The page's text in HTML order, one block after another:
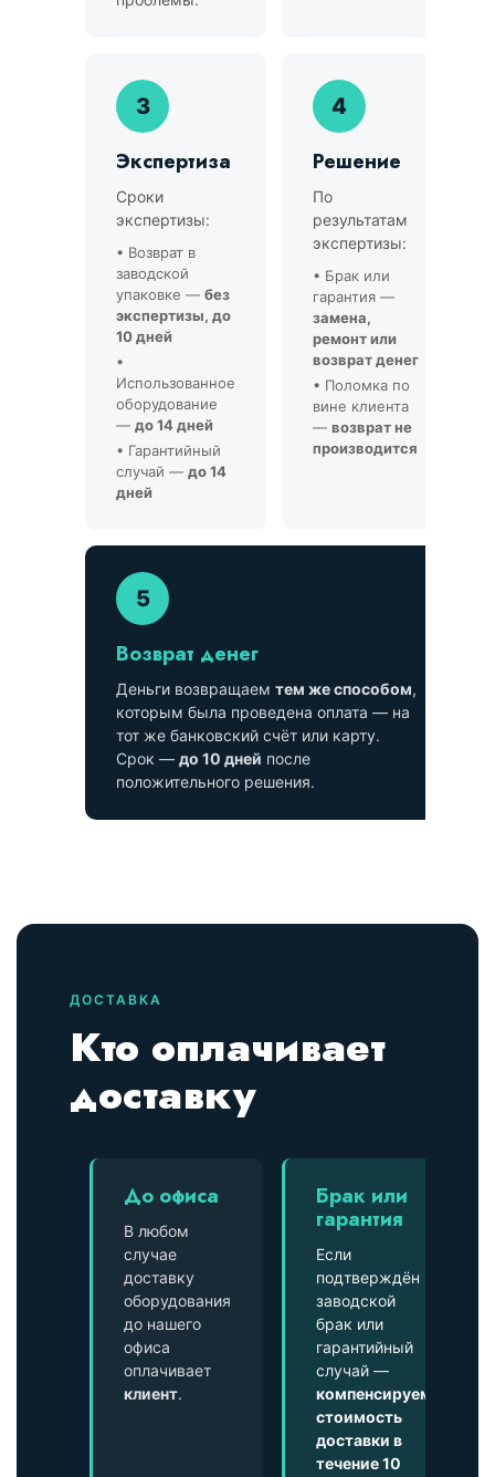
3
Экспертиза
Сроки
экспертизы:
• Возврат в
заводской
упаковке — без
экспертизы, до
10 дней
•
Использованное
оборудование
— до 14 дней
• Гарантийный
случай — до 14
дней
4
Решение
По
результатам
экспертизы:
• Брак или
гарантия —
замена,
ремонт или
возврат денег
• Поломка по
вине клиента
— возврат не
производится
5
Возврат денег
Деньги возвращаем тем же способом,
которым была проведена оплата — на
тот же банковский счёт или карту.
Срок — до 10 дней после
положительного решения.
ДОСТАВКА
Кто оплачивает
доставку
До офиса
В любом
случае
доставку
оборудования
до нашего
офиса
оплачивает
клиент.
Брак или
гарантия
Если
подтверждён
заводской
брак или
гарантийный
случай —
компенсируем
стоимость
доставки в
течение 10